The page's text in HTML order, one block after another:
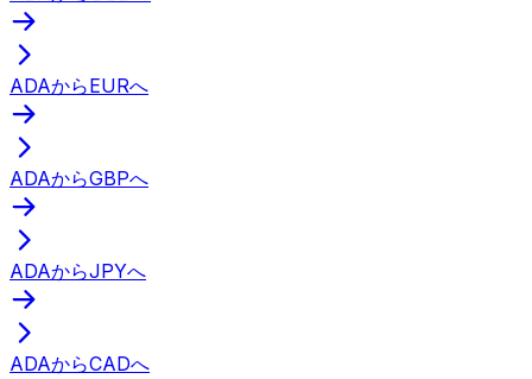
ADAからEURへ
ADAからGBPへ
ADAからJPYへ
ADAからCADへ